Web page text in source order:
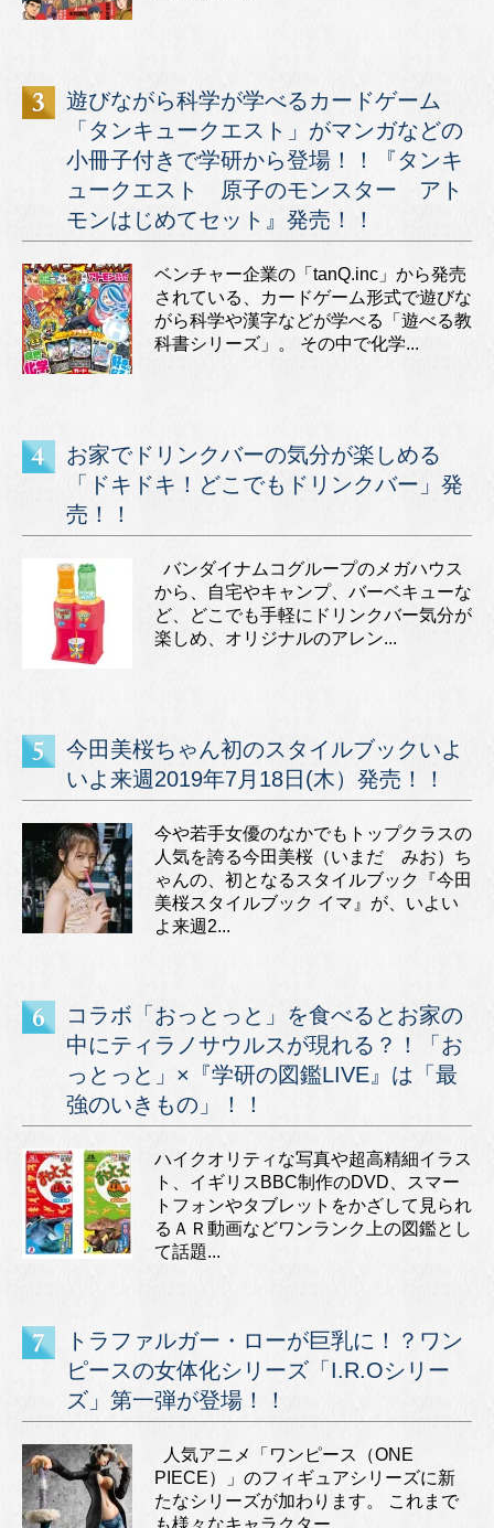
遊びながら科学が学べるカードゲーム
「タンキュークエスト」がマンガなどの
小冊子付きで学研から登場！！『タンキ
ュークエスト 原子のモンスター アト
モンはじめてセット』発売！！
ベンチャー企業の「tanQ.inc」から発売
されている、カードゲーム形式で遊びな
がら科学や漢字などが学べる「遊べる教
科書シリーズ」。 その中で化学...
お家でドリンクバーの気分が楽しめる
「ドキドキ！どこでもドリンクバー」発
売！！
バンダイナムコグループのメガハウス
から、自宅やキャンプ、バーベキューな
ど、どこでも手軽にドリンクバー気分が
楽しめ、オリジナルのアレン...
今田美桜ちゃん初のスタイルブックいよ
いよ来週2019年7月18日(木）発売！！
今や若手女優のなかでもトップクラスの
人気を誇る今田美桜（いまだ みお）ち
ゃんの、初となるスタイルブック『今田
美桜スタイルブック イマ』が、いよい
よ来週2...
コラボ「おっとっと」を食べるとお家の
中にティラノサウルスが現れる？！「お
っとっと」×『学研の図鑑LIVE』は「最
強のいきもの」！！
ハイクオリティな写真や超高精細イラス
ト、イギリスBBC制作のDVD、スマー
トフォンやタブレットをかざして見られ
るＡＲ動画などワンランク上の図鑑とし
て話題...
トラファルガー・ローが巨乳に！？ワン
ピースの女体化シリーズ「I.R.Oシリー
ズ」第一弾が登場！！
人気アニメ「ワンピース（ONE
PIECE）」のフィギュアシリーズに新
たなシリーズが加わります。 これまで
も様々なキャラクター...